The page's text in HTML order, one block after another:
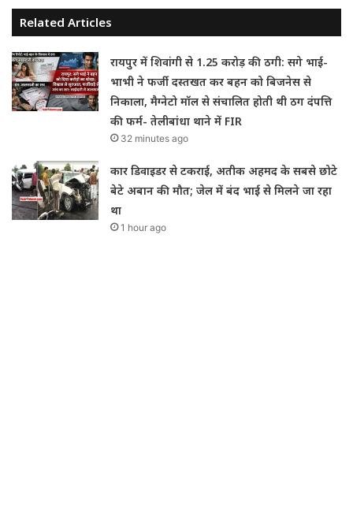
Related Articles
रायपुर में शिवांगी से 1.25 करोड़ की ठगी: सगे भाई-
भाभी ने फर्जी दस्तखत कर बहन को बिजनेस से
निकाला, मैग्नेटो मॉल से संचालित होती थी ठग दंपत्ति
की फर्म- तेलीबांधा थाने में FIR
32 minutes ago
कार डिवाइडर से टकराई, अतीक अहमद के सबसे छोटे
बेटे अबान की मौत; जेल में बंद भाई से मिलने जा रहा
था
1 hour ago